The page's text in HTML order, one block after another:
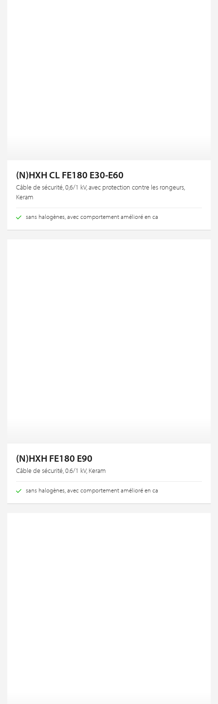
(N)HXH CL FE180 E30-E60
Câble de sécurité, 0,6/1 kV, avec protection contre les rongeurs,
Keram
sans halogènes, avec comportement amélioré en ca
(N)HXH FE180 E90
Câble de sécurité, 0.6/1 kV, Keram
sans halogènes, avec comportement amélioré en ca